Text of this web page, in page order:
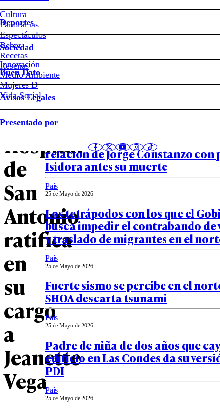
Cultura
Panoramas
Espectáculos
Beber
Recetas
Reseñas
Deportes
Sociedad
Innovación
Medio Ambiente
Mujeres D
Vida Social
Buen Dato
Avisos Legales
Presentado por
crisis
y
ola
de
renuncias:
Hospital
de
San
Antonio
ratifica
en
su
cargo
a
Jeanette
Vega
Notas relacionadas
25 de Mayo de 2026
“No quería asumir la
relación de Jorge Constanzo con
Isidora antes su muerte
País
25 de Mayo de 2026
Los tetrápodos con los que el
busca impedir el contrabando de
y traslado de migrantes en el
País
25 de Mayo de 2026
Fuerte sismo se percibe en el
SHOA descarta tsunami
País
25 de Mayo de 2026
Padre de niña de dos años que
edificio en Las Condes da su
PDI
País
25 de Mayo de 2026